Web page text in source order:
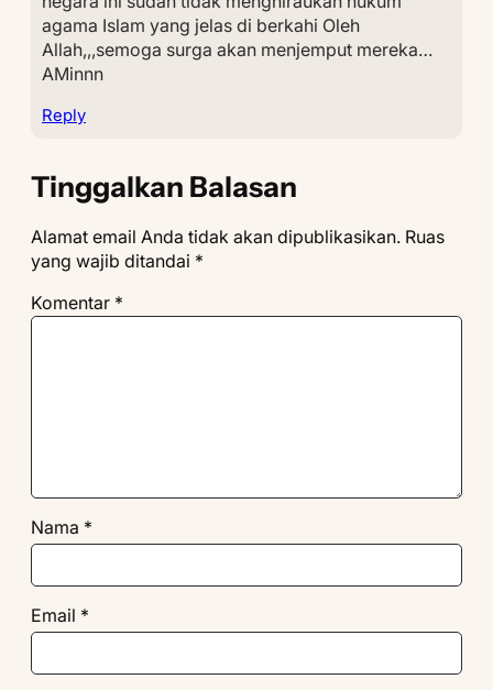
agama Islam yang jelas di berkahi Oleh
Allah,,,semoga surga akan menjemput mereka…
AMinnn
Reply
Tinggalkan Balasan
Alamat email Anda tidak akan dipublikasikan. Ruas
yang wajib ditandai *
Komentar *
Nama *
Email *